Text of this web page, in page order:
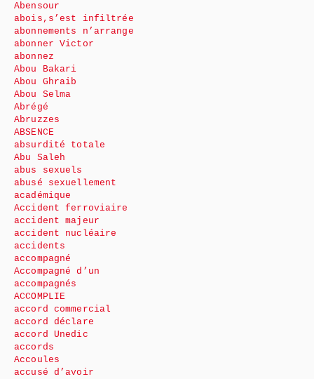
Abensour
abois,s’est infiltrée
abonnements n’arrange
abonner Victor
abonnez
Abou Bakari
Abou Ghraib
Abou Selma
Abrégé
Abruzzes
ABSENCE
absurdité totale
Abu Saleh
abus sexuels
abusé sexuellement
académique
Accident ferroviaire
accident majeur
accident nucléaire
accidents
accompagné
Accompagné d’un
accompagnés
ACCOMPLIE
accord commercial
accord déclare
accord Unedic
accords
Accoules
accusé d’avoir